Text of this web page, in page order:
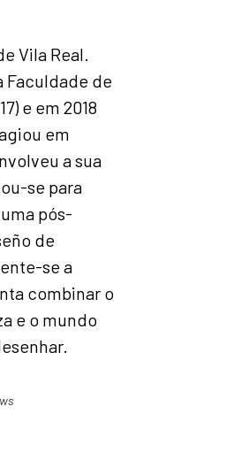
Vila Real.
Faculdade de
e em 2018
em
a sua
se para
pós-
de
se a
combinar o
e o mundo